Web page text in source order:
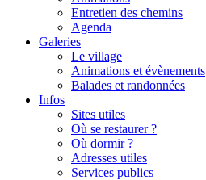
Entretien des chemins
Agenda
Galeries
Le village
Animations et évènements
Balades et randonnées
Infos
Sites utiles
Où se restaurer ?
Où dormir ?
Adresses utiles
Services publics